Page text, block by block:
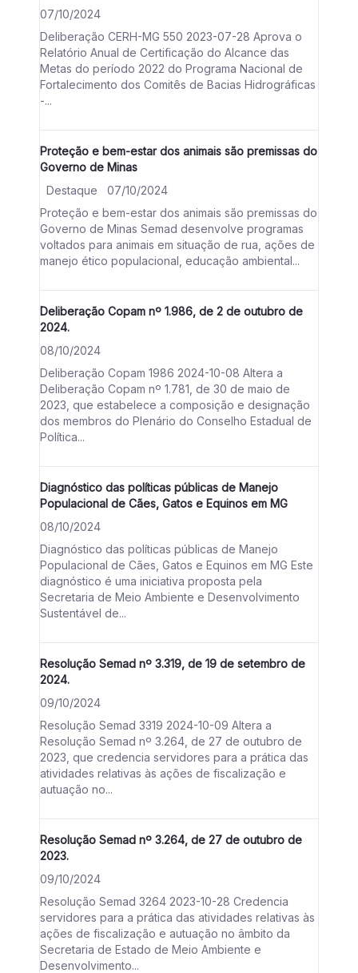
07/10/2024
Deliberação CERH-MG 550 2023-07-28 Aprova o
Relatório Anual de Certificação do Alcance das
Metas do período 2022 do Programa Nacional de
Fortalecimento dos Comitês de Bacias Hidrográficas
-...
Proteção e bem-estar dos animais são premissas do
Governo de Minas
Destaque
07/10/2024
Proteção e bem-estar dos animais são premissas do
Governo de Minas Semad desenvolve programas
voltados para animais em situação de rua, ações de
manejo ético populacional, educação ambiental...
Deliberação Copam nº 1.986, de 2 de outubro de
2024.
08/10/2024
Deliberação Copam 1986 2024-10-08 Altera a
Deliberação Copam nº 1.781, de 30 de maio de
2023, que estabelece a composição e designação
dos membros do Plenário do Conselho Estadual de
Política...
Diagnóstico das políticas públicas de Manejo
Populacional de Cães, Gatos e Equinos em MG
08/10/2024
Diagnóstico das políticas públicas de Manejo
Populacional de Cães, Gatos e Equinos em MG Este
diagnóstico é uma iniciativa proposta pela
Secretaria de Meio Ambiente e Desenvolvimento
Sustentável de...
Resolução Semad nº 3.319, de 19 de setembro de
2024.
09/10/2024
Resolução Semad 3319 2024-10-09 Altera a
Resolução Semad nº 3.264, de 27 de outubro de
2023, que credencia servidores para a prática das
atividades relativas às ações de fiscalização e
autuação no...
Resolução Semad nº 3.264, de 27 de outubro de
2023.
09/10/2024
Resolução Semad 3264 2023-10-28 Credencia
servidores para a prática das atividades relativas às
ações de fiscalização e autuação no âmbito da
Secretaria de Estado de Meio Ambiente e
Desenvolvimento...